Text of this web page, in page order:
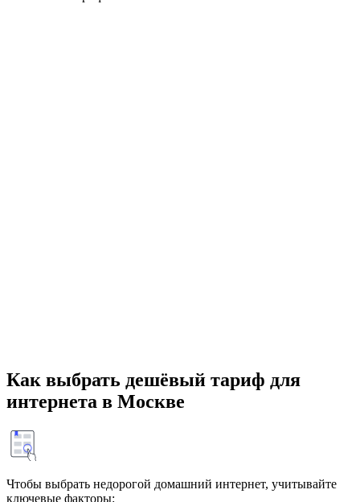
Как выбрать дешёвый тариф для
интернета в Москве
Чтобы выбрать недорогой домашний интернет, учитывайте
ключевые факторы: